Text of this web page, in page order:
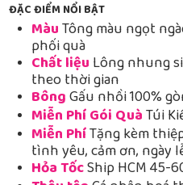
ĐẶC ĐIỂM NỔI BẬT
MàuTông màu ngọt
phối quà
Chất liệu Lông nhung
theo thời gian
BôngGấu nhồi 100%
Miễn Phí Gói QuàTúi
Miễn PhíTặng kèm
tình yêu, cảm ơn, ngày
Hỏa TốcShip HCM 45-